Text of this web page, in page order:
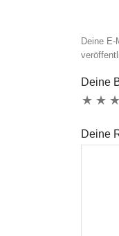
Deine E-
Deine
Deine